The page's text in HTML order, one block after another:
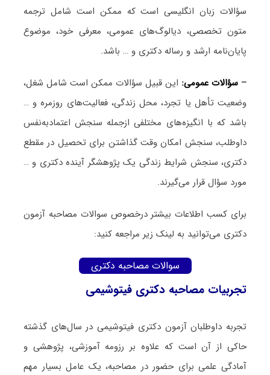
سؤالات زبان انگلیسی است که ممکن است شامل ترجمه
متون تخصصی، دیالوگ‌های عمومی، معرفی خود، موضوع
پایان‌نامه ارشد و رساله دکتری و … باشد.
– سؤالات عمومی: این قبیل سؤالات ممکن است شامل شغل،
وضعیت تأهل یا تجرد، محل زندگی، فعالیت‌های روزمره و …
باشد که با انگیزه‌های مختلفی ازجمله سنجش اعتمادبه‌نفس
داوطلب، سنجش امکان وقت گذاشتن برای تحصیل در مقطع
دکتری، سنجش شرایط زندگی یک پژوهشگر آینده دکتری و …
مورد سؤال قرار می‌گیرند.
برای کسب اطلاعات بیشتر درخصوص سوالات مصاحبه آزمون
دکتری می‌توانید به لینک زیر مراجعه کنید:
سوالات مصاحبه دکتری
تجربیات مصاحبه دکتری فیتوشیمی
تجربه داوطلبان آزمون دکتری فیتوشیمی در سال‌های گذشته
حاکی از آن است که علاوه بر رزومه آموزشی، پژوهشی و
آمادگی علمی برای حضور در مصاحبه، یک عامل بسیار مهم